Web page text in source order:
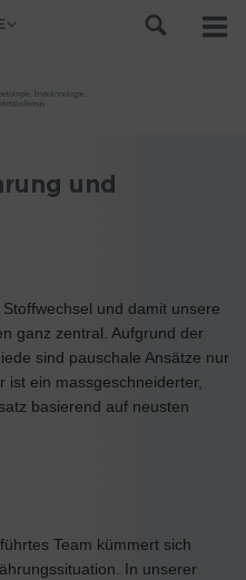
und
und damit unsere
ganz zentral. Aufgrund der
sind pauschale Ansätze nur
ist ein massgeschneiderter,
basierend auf neusten
Team kümmert sich
In unserer